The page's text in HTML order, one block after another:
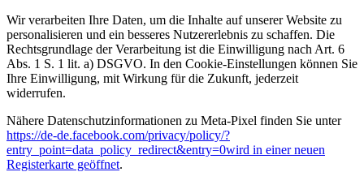
Wir verarbeiten Ihre Daten, um die Inhalte auf unserer Website zu
personalisieren und ein besseres Nutzererlebnis zu schaffen. Die
Rechtsgrundlage der Verarbeitung ist die Einwilligung nach Art. 6
Abs. 1 S. 1 lit. a) DSGVO. In den Cookie-Einstellungen können Sie
Ihre Einwilligung, mit Wirkung für die Zukunft, jederzeit
widerrufen.
Nähere Datenschutzinformationen zu Meta-Pixel finden Sie unter
https://de-de.facebook.com/privacy/policy/?
entry_point=data_policy_redirect&entry=0wird in einer neuen
Registerkarte geöffnet.